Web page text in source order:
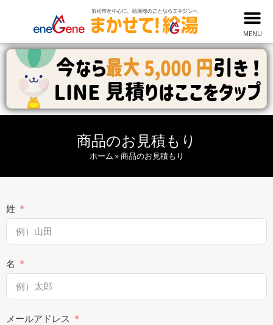
MENU
商品のお見積もり
ホーム »商品のお見積もり
姓
名
メールアドレス